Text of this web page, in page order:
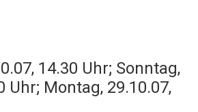
14.30 Uhr; Sonntag,
Uhr; Montag, 29.10.07,